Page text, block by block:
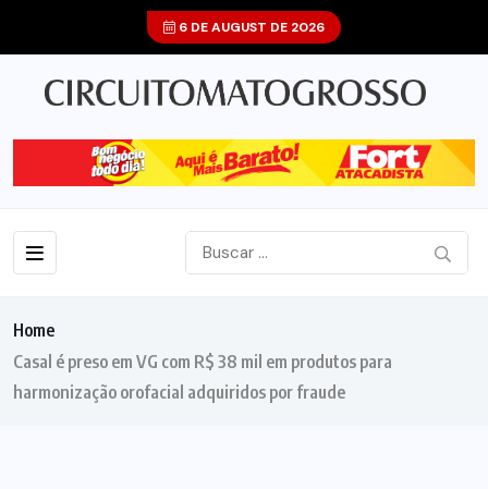
6 DE AUGUST DE 2026
Home
Casal é preso em VG com R$ 38 mil em produtos para
harmonização orofacial adquiridos por fraude